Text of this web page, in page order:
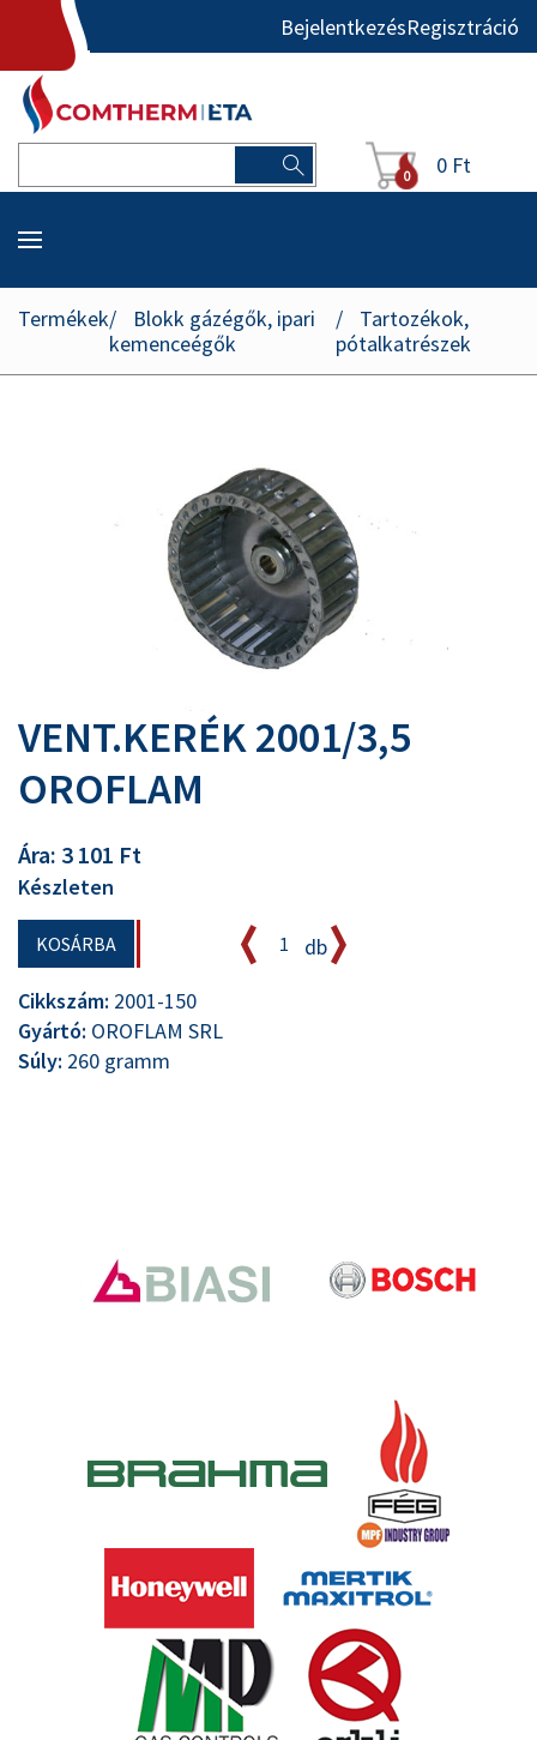
BejelentkezésRegisztráció
0 0 Ft
Termékek
Blokk gázégők, ipari
kemenceégők
Tartozékok,
pótalkatrészek
VENT.KERÉK 2001/3,5
OROFLAM
Ára: 3 101 Ft
Készleten
KOSÁRBA
db
Cikkszám: 2001-150
Gyártó: OROFLAM SRL
Súly: 260 gramm